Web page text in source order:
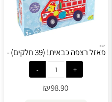
פאזל רצפה כבאית! (39 חלקים) -
PEACEABLE KINGDOM
₪98.90